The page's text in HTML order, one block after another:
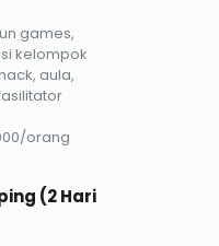
games,
kelompok
aula,
orang
(2 Hari